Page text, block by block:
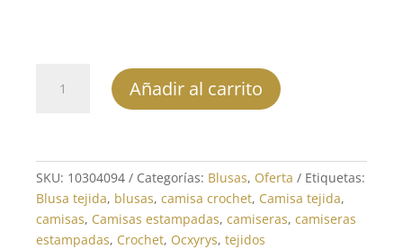
Añadir al carrito
SKU: 10304094 Categorías: Blusas, Oferta
Etiquetas:
Blusa tejida, blusas, camisa crochet, Camisa tejida,
camisas, Camisas estampadas, camiseras, camiseras
estampadas, Crochet, Ocxyrys, tejidos